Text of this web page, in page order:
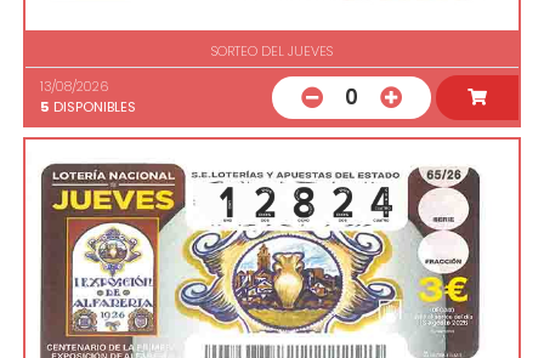
SORTEO DEL JUEVES
13/08/2026
5 DISPONIBLES 0